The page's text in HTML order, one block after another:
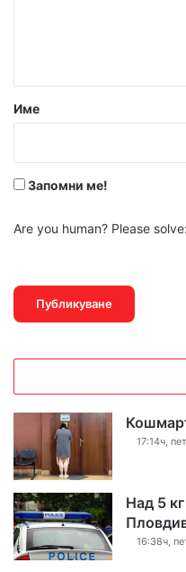
р
Име
Запомни ме!
Are you human? Please solve:
17:14ч,
Над 5
16:38ч,